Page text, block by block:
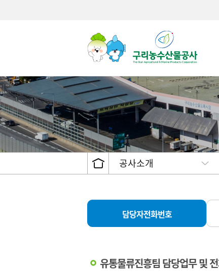
거래현황
유통종사자 현황
경매시간 안내
도매시장 거래 품목
주차현황
구리
출하
CEO인사
CEO인터뷰
공사CI/캐릭터소개
설립목적/연혁
인권 · 윤리경영
안전경영
직원 안내
경영기획팀
유통물류진흥팀
재난안전팀
공고
수의
발주
두류/
채소류
산채
견과
과실류
버섯
기름
고객서비스 헌장
서비스이행표준
이행실적
주민
설문
상생협력사회공헌활동 (행사
구인
제도안내
불복구제절차 및 방법
비공개대상정보세부기준
수수료
서식자료
관련법령
정보공개목록
개인정보처리방침
영상정보기기 운영 및 관리방
공사소개
담당자전화번호
유통물류진흥팀 담당업무 및